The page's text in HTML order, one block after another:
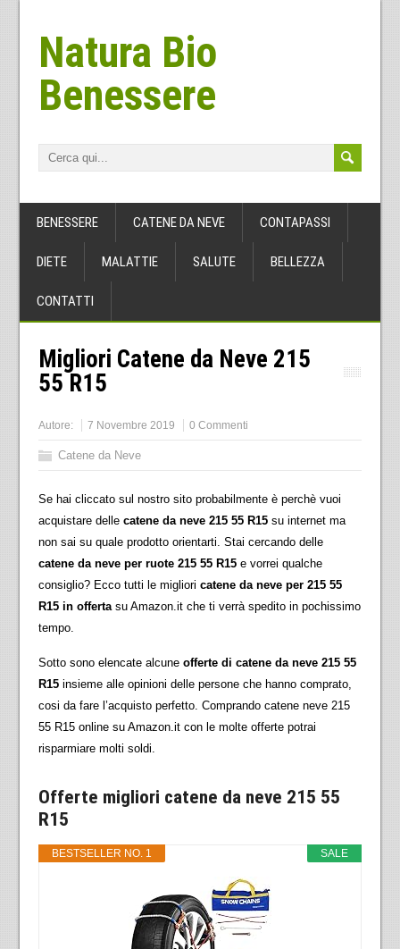
Natura Bio
Benessere
BENESSERE CATENE DA NEVE CONTAPASSI
DIETE MALATTIE SALUTE BELLEZZA
CONTATTI
Migliori Catene da Neve 215
55 R15
Autore: 7 Novembre 2019 0 Commenti
Catene da Neve
Se hai cliccato sul nostro sito probabilmente è perchè vuoi
acquistare delle catene da neve 215 55 R15su internet ma
non sai su quale prodotto orientarti. Stai cercando delle
catene da neve per ruote 215 55 R15e vorrei qualche
consiglio? Ecco tutti le migliori catene da neve per 215 55
R15 in offertasu Amazon.it che ti verrà spedito in pochissimo
tempo.
Sotto sono elencate alcune offerte di catene da neve 215 55
R15insieme alle opinioni delle persone che hanno comprato,
cosi da fare l’acquisto perfetto. Comprando catene neve 215
55 R15 online su Amazon.it con le molte offerte potrai
risparmiare molti soldi.
Offerte migliori catene da neve 215 55
R15
SALE
BESTSELLER NO. 1